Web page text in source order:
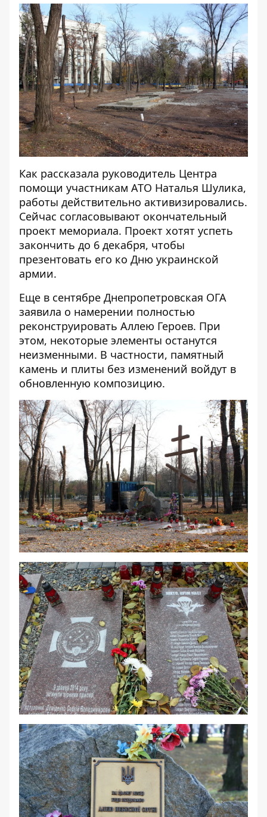
Как рассказала руководитель Центра
помощи участникам АТО Наталья Шулика,
работы действительно активизировались.
Сейчас согласовывают окончательный
проект мемориала. Проект хотят успеть
закончить до 6 декабря, чтобы
презентовать его ко Дню украинской
армии.
Еще в сентябре Днепропетровская ОГА
заявила о намерении полностью
реконструировать Аллею Героев. При
этом, некоторые элементы останутся
неизменными. В частности, памятный
камень и плиты без изменений войдут в
обновленную композицию.